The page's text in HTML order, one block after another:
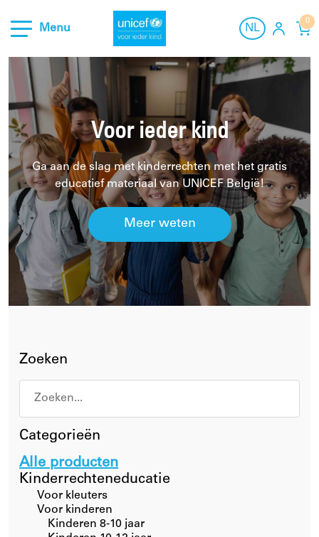
Menu
Materiaal
Over ons
Contact
NL
NL
FR
Hulp & Contact
0
Voor ieder kind
Ga aan de slag met kinderrechten met het gratis
educatief materiaal van UNICEF België!
Meer weten
Zoeken
Categorieën
Alle producten
Kinderrechteneducatie
Voor kleuters
Voor kinderen
Kinderen 8-10 jaar